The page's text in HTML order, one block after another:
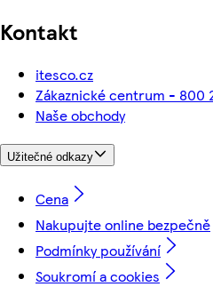
Kontakt
itesco.cz
Zákaznické centrum - 800
Naše obchody
Užitečné odkazy
Cena
Nakupujte online bezpečně
Podmínky používání
Soukromí a cookies